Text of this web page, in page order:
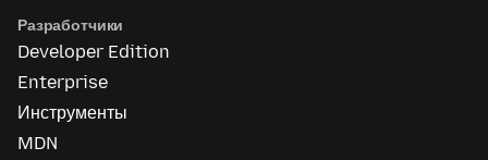
Разработчики
Developer Edition
Enterprise
Инструменты
MDN